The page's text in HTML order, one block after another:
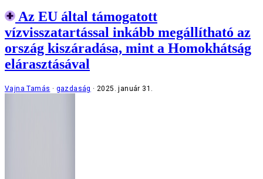
Az EU által támogatott
vízvisszatartással inkább megállítható az
ország kiszáradása, mint a Homokhátság
elárasztásával
Vajna Tamás gazdaság 2025. január 31.